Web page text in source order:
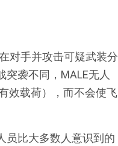
对手并攻击可疑武装分
袭不同，MALE无人
效载荷），而不会使飞
员比大多数人意识到的